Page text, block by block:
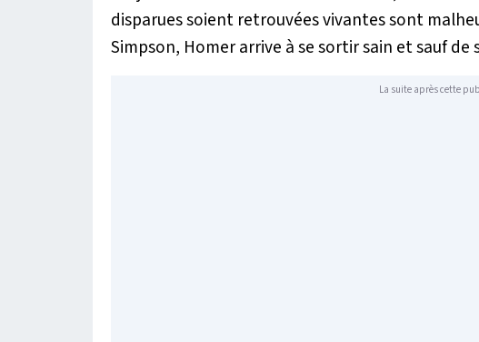
disparues soient retrouvées vivantes sont
Simpson, Homer arrive à se sortir sain et sauf
La suite après cette